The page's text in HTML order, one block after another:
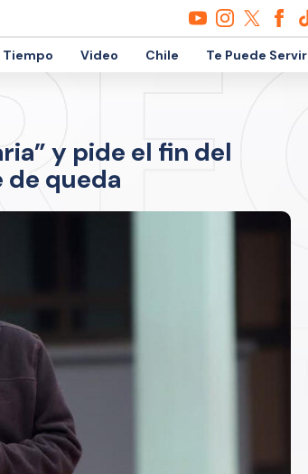
Tiempo Video Chile Te Puede Servir
y pide el fin del
de queda